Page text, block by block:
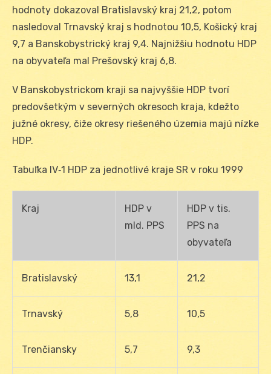
hodnoty dokazoval Bratislavský kraj 21,2, potom
nasledoval Trnavský kraj s hodnotou 10,5, Košický kraj
9,7 a Banskobystrický kraj 9,4. Najnižšiu hodnotu HDP
na obyvateľa mal Prešovský kraj 6,8.
V Banskobystrickom kraji sa najvyššie HDP tvorí
predovšetkým v severných okresoch kraja, kdežto
južné okresy, čiže okresy riešeného územia majú nízke
HDP.
Tabuľka IV‑1 HDP za jednotlivé kraje SR v roku 1999
Kraj
HDP v
mld. PPS
HDP v tis.
PPS na
obyvateľa
Bratislavský 13,1 21,2
Trnavský 5,8 10,5
Trenčiansky 5,7 9,3